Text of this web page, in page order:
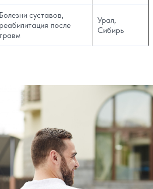
Болезни суставов,
реабилитация после
Урал,
Сибирь